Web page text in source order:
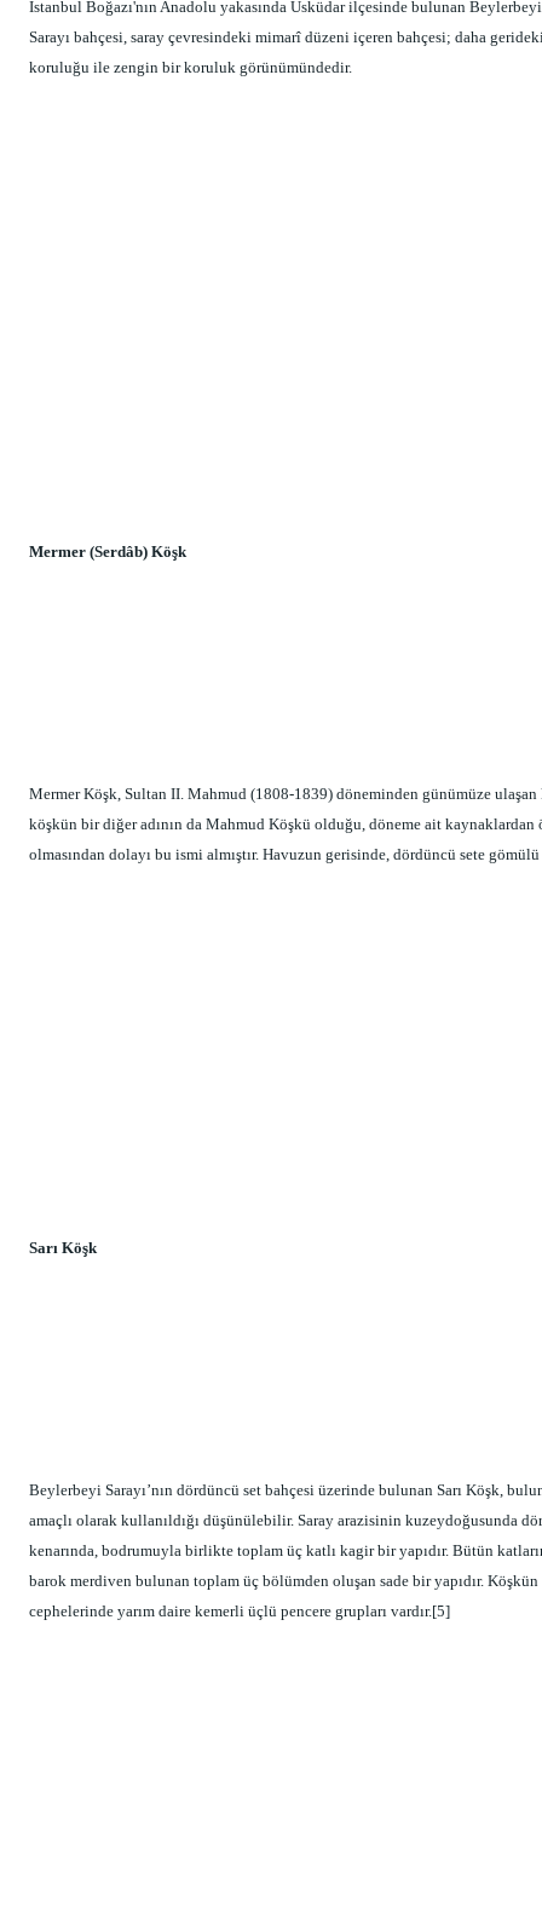
İstanbul Boğazı'nın Anadolu yakasında Üsküdar ilçesinde bulunan
Sarayı bahçesi, saray çevresindeki mimarî düzeni içeren bahçesi; daha
koruluğu ile zengin bir koruluk görünümündedir.
Mermer (Serdâb) Köşk
Mermer Köşk, Sultan II. Mahmud (1808-1839) döneminden günümüze
köşkün bir diğer adının da Mahmud Köşkü olduğu, döneme ait
olmasından dolayı bu ismi almıştır. Havuzun gerisinde, dördüncü sete
Sarı Köşk
Beylerbeyi Sarayı’nın dördüncü set bahçesi üzerinde bulunan Sarı Köşk,
amaçlı olarak kullanıldığı düşünülebilir. Saray arazisinin kuzeydoğusunda
kenarında, bodrumuyla birlikte toplam üç katlı kagir bir yapıdır. Bütün
barok merdiven bulunan toplam üç bölümden oluşan sade bir yapıdır.
cephelerinde yarım daire kemerli üçlü pencere grupları vardır.[5]